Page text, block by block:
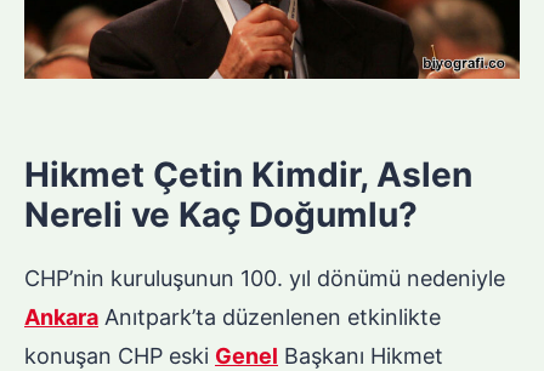
Hikmet Çetin Kimdir, Aslen
Nereli ve Kaç Doğumlu?
CHP’nin kuruluşunun 100. yıl dönümü nedeniyle
Ankara Anıtpark’ta düzenlenen etkinlikte
konuşan CHP eski Genel Başkanı Hikmet